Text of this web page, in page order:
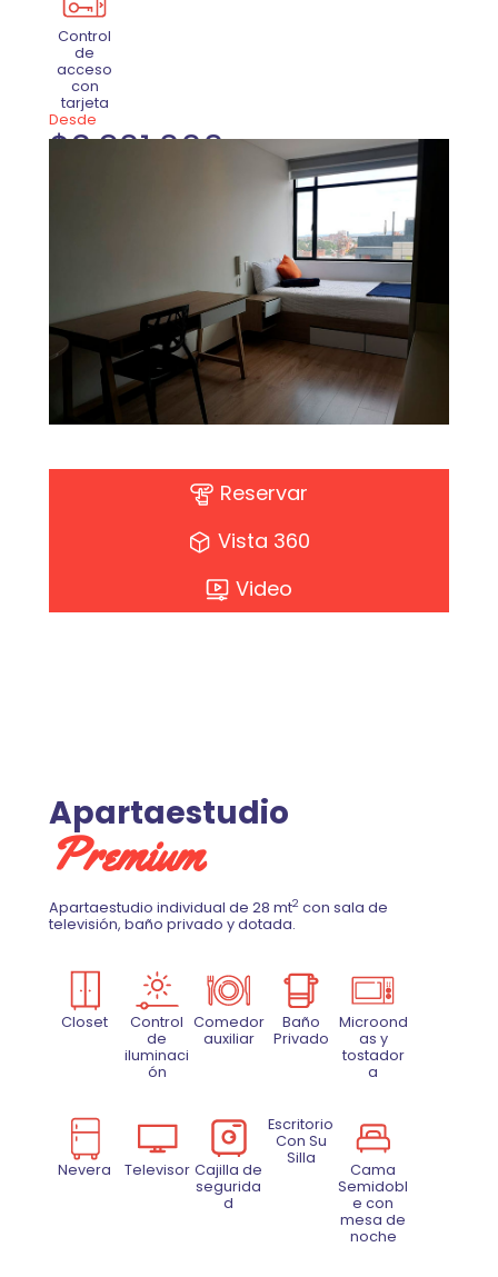
Control
de
acceso
con
tarjeta
Desde
$3.201.000
Mensual por persona en apartaestudio
individual. Se debe adicionar el plan
completo de alimentación desde: $
1.140.000. Tarifas sujetas a cambios en
cualquier momento.
Reservar
Vista 360
Video
Apartaestudio
Premium
Apartaestudio individual de 28 mt2 con sala de
televisión, baño privado y dotada.
Closet
Control
de
iluminaci
ón
Comedor
auxiliar
Baño
Privado
Microond
as y
tostador
a
Nevera Televisor Cajilla de
segurida
d
Escritorio
Con Su
Silla
Cama
Semidobl
e con
mesa de
noche